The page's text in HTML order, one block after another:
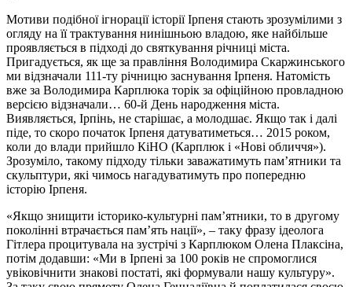
Мотиви подібної ігнорації історії Ірпеня стають зрозумілими з
огляду на її трактування нинішньою владою, яке найбільше
проявляється в підході до святкування річниці міста.
Пригадується, як ще за правління Володимира Скаржинського
ми відзначали 111-ту річницю заснування Ірпеня. Натомість
вже за Володимира Карплюка торік за офіційною провладною
версією відзначали… 60-й День народження міста.
Виявляється, Ірпінь, не старішає, а молодшає. Якщо так і далі
піде, то скоро початок Ірпеня датуватиметься… 2015 роком,
коли до влади прийшло КіНО (Карплюк і «Нові обличчя»).
Зрозуміло, такому підходу тільки заважатимуть пам’ятники та
скульптури, які чимось нагадуватимуть про попередню
історію Ірпеня.
«Якщо знищити історико-культурні пам’ятники, то в другому
поколінні втрачається пам’ять нації», – таку фразу ідеолога
Гітлера процитувала на зустрічі з Карплюком Олена Плаксіна,
потім додавши: «Ми в Ірпені за 100 років не спромоглися
увіковічнити знакові постаті, які формували нашу культуру».